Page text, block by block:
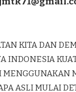
KITA DAN
INDONESIA
MENGGUNAKAN
ASLI MULAI